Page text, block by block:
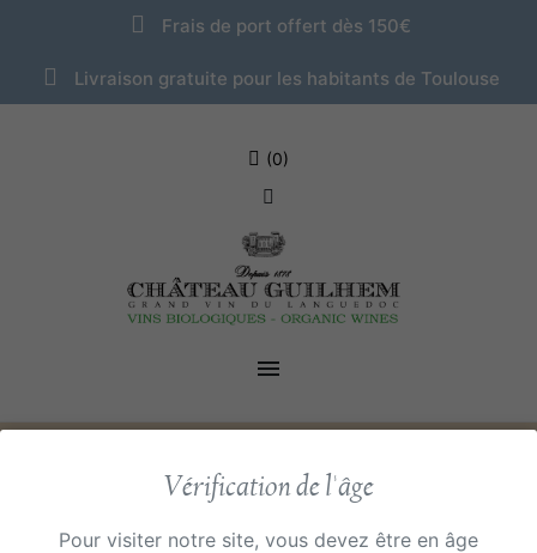
Frais de port offert dès 150€
Livraison gratuite pour les habitants de Toulouse

(0)
Vérification de l'âge
Pour visiter notre site, vous devez être en âge